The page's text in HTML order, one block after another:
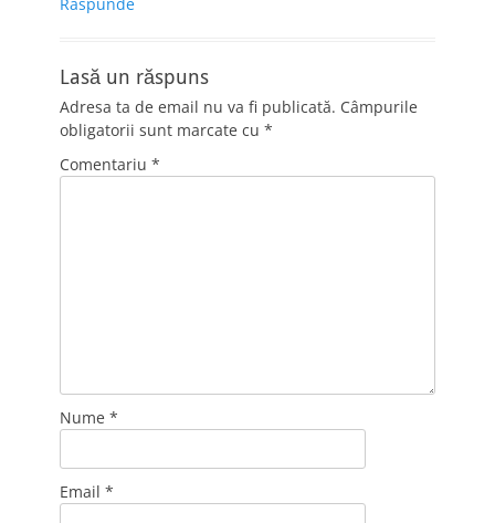
Lasă un răspuns
Adresa ta de email nu va fi publicată. Câmpurile
obligatorii sunt marcate cu *
Comentariu *
Nume *
Email *